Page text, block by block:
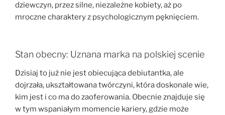
dziewczyn, przez silne, niezależne kobiety, aż po
mroczne charaktery z psychologicznym pęknięciem.
Stan obecny: Uznana marka na polskiej scenie
Dzisiaj to już nie jest obiecująca debiutantka, ale
dojrzała, ukształtowana twórczyni, która doskonale wie,
kim jest i co ma do zaoferowania. Obecnie znajduje się
w tym wspaniałym momencie kariery, gdzie może